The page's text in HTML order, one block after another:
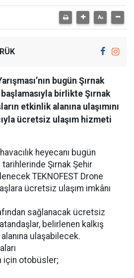
bugün Şırnak
birlikte Şırnak
etkinlik alanına ulaşımını
ücretsiz ulaşım hizmeti
heyecanı bugün
Şırnak Şehir
TEKNOFEST Drone
ücretsiz ulaşım imkânı
sağlanacak ücretsiz
belirlenen kalkış
ulaşabilecek.
için otobüsler;